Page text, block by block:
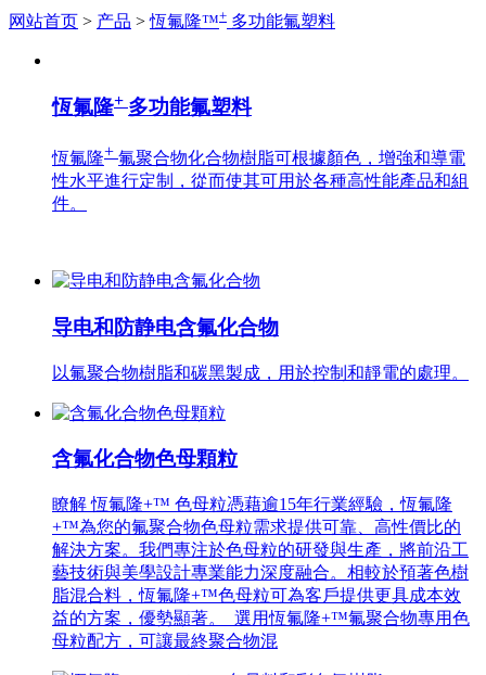
网站首页 > 产品 >恆氟隆™+ 多功能氟塑料
恆氟隆+ 多功能氟塑料
恆氟隆+ 氟聚合物化合物樹脂可根據顏色，增強和導電
性水平進行定制，從而使其可用於各種高性能產品和組
件。
导电和防静电含氟化合物
以氟聚合物樹脂和碳黑製成，用於控制和靜電的處理。
含氟化合物色母顆粒
瞭解 恆氟隆+™ 色母粒憑藉逾15年行業經驗，恆氟隆
+™為您的氟聚合物色母粒需求提供可靠、高性價比的
解決方案。我們專注於色母粒的研發與生產，將前沿工
藝技術與美學設計專業能力深度融合。相較於預著色樹
脂混合料，恆氟隆+™色母粒可為客戶提供更具成本效
益的方案，優勢顯著。 選用恆氟隆+™氟聚合物專用色
母粒配方，可讓最終聚合物混